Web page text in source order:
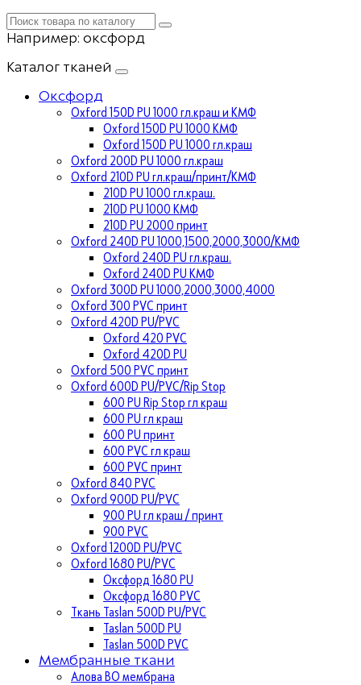
Например: оксфорд
Каталог тканей
Оксфорд
Oxford 150D PU 1000 гл.краш и КМФ
Oxford 150D PU 1000 КМФ
Oxford 150D PU 1000 гл.краш
Oxford 200D PU 1000 гл.краш
Oxford 210D PU гл.краш/принт/КМФ
210D PU 1000 гл.краш.
210D PU 1000 КМФ
210D PU 2000 принт
Oxford 240D PU 1000,1500,2000,3000/КМФ
Oxford 240D PU гл.краш.
Oxford 240D PU КМФ
Oxford 300D PU 1000,2000,3000,4000
Oxford 300 PVC принт
Oxford 420D PU/PVC
Oxford 420 PVC
Oxford 420D PU
Oxford 500 PVC принт
Oxford 600D PU/PVC/Rip Stop
600 PU Rip Stop гл краш
600 PU гл краш
600 PU принт
600 PVC гл краш
600 PVC принт
Oxford 840 PVC
Oxford 900D PU/PVC
900 PU гл краш / принт
900 PVC
Oxford 1200D PU/PVC
Oxford 1680 PU/PVC
Оксфорд 1680 PU
Оксфорд 1680 PVC
Ткань Taslan 500D PU/PVC
Taslan 500D PU
Taslan 500D PVC
Мембранные ткани
Алова ВО мембрана